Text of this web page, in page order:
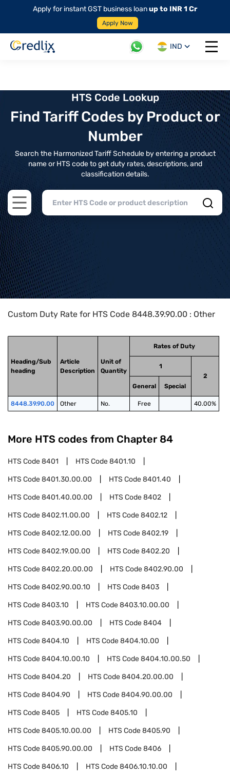
Apply for instant GST business loanup to INR 1 Cr
Apply Now
IND
Open
HTS Code Lookup
Find Tariff Codes by Product or
Number
Search the Harmonized Tariff Schedule by entering a product
name or HTS code to get duty rates, descriptions, and
classification details.
Open main menu
Home>HTS Codes> Chapter
Custom Duty Rate for HTS Code 8448.39.90.00 : Other
Heading/Sub
heading
Article
Description
Unit of
Quantity
Rates of Duty
1
2
General
Special
8448.39.90.00 Other No. Free 40.00%
More HTS codes from Chapter 84
HTS Code8401 HTS Code8401.10
HTS Code8401.30.00.00 HTS Code8401.40
HTS Code8401.40.00.00 HTS Code8402
HTS Code8402.11.00.00 HTS Code8402.12
HTS Code8402.12.00.00 HTS Code8402.19
HTS Code8402.19.00.00 HTS Code8402.20
HTS Code8402.20.00.00 HTS Code8402.90.00
HTS Code8402.90.00.10 HTS Code8403
HTS Code8403.10 HTS Code8403.10.00.00
HTS Code8403.90.00.00 HTS Code8404
HTS Code8404.10 HTS Code8404.10.00
HTS Code8404.10.00.10 HTS Code8404.10.00.50
HTS Code8404.20 HTS Code8404.20.00.00
HTS Code8404.90 HTS Code8404.90.00.00
HTS Code8405 HTS Code8405.10
HTS Code8405.10.00.00 HTS Code8405.90
HTS Code8405.90.00.00 HTS Code8406
HTS Code8406.10 HTS Code8406.10.10.00